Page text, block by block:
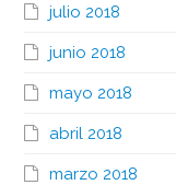
julio 2018
junio 2018
mayo 2018
abril 2018
marzo 2018